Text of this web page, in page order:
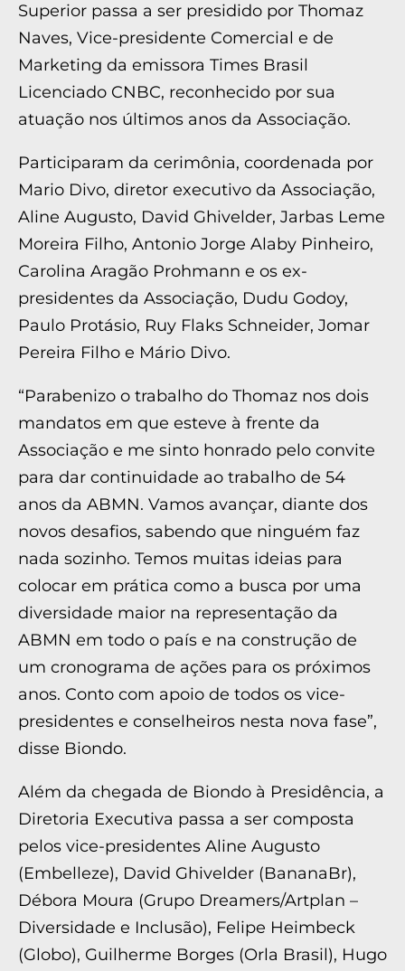
Superior passa a ser presidido por Thomaz
Naves, Vice-presidente Comercial e de
Marketing da emissora Times Brasil
Licenciado CNBC, reconhecido por sua
atuação nos últimos anos da Associação.
Participaram da cerimônia, coordenada por
Mario Divo, diretor executivo da Associação,
Aline Augusto, David Ghivelder, Jarbas Leme
Moreira Filho, Antonio Jorge Alaby Pinheiro,
Carolina Aragão Prohmann e os ex-
presidentes da Associação, Dudu Godoy,
Paulo Protásio, Ruy Flaks Schneider, Jomar
Pereira Filho e Mário Divo.
“Parabenizo o trabalho do Thomaz nos dois
mandatos em que esteve à frente da
Associação e me sinto honrado pelo convite
para dar continuidade ao trabalho de 54
anos da ABMN. Vamos avançar, diante dos
novos desafios, sabendo que ninguém faz
nada sozinho. Temos muitas ideias para
colocar em prática como a busca por uma
diversidade maior na representação da
ABMN em todo o país e na construção de
um cronograma de ações para os próximos
anos. Conto com apoio de todos os vice-
presidentes e conselheiros nesta nova fase”,
disse Biondo.
Além da chegada de Biondo à Presidência, a
Diretoria Executiva passa a ser composta
pelos vice-presidentes Aline Augusto
(Embelleze), David Ghivelder (BananaBr),
Débora Moura (Grupo Dreamers/Artplan –
Diversidade e Inclusão), Felipe Heimbeck
(Globo), Guilherme Borges (Orla Brasil), Hugo